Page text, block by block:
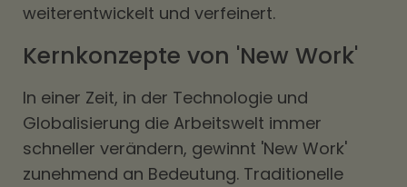
weiterentwickelt und verfeinert.
Kernkonzepte von 'New Work'
In einer Zeit, in der Technologie und
Globalisierung die Arbeitswelt immer
schneller verändern, gewinnt 'New Work'
zunehmend an Bedeutung. Traditionelle